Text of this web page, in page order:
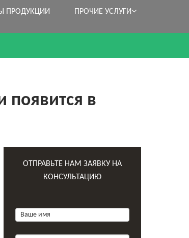
ПРОДУКЦИИ ПРОЧИЕ УСЛУГИ
в
ОТПРАВЬТЕ НАМ ЗАЯВКУ НА
КОНСУЛЬТАЦИЮ